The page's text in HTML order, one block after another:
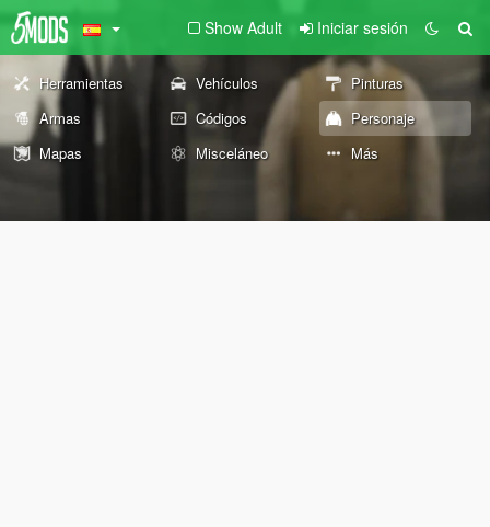
Show Adult Iniciar sesión
Herramientas Vehículos
Pinturas
Armas
Códigos
Personaje
Mapas
Misceláneo Más